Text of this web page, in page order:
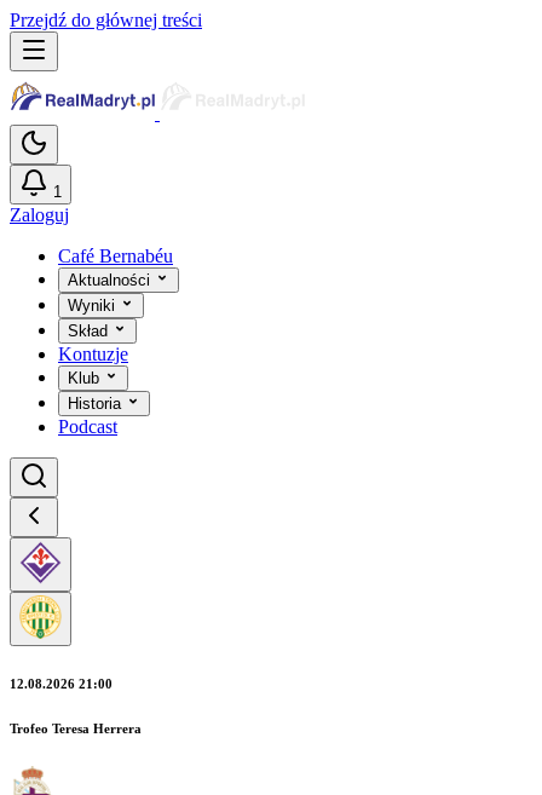
Przejdź do głównej treści
1
Zaloguj
Café Bernabéu
Aktualności
Wyniki
Skład
Kontuzje
Klub
Historia
Podcast
12.08.2026 21:00
Trofeo Teresa Herrera